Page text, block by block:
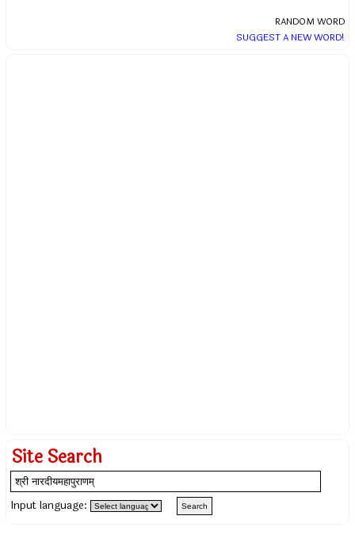
RANDOM WORD
SUGGEST A NEW WORD!
Site Search
Input language: